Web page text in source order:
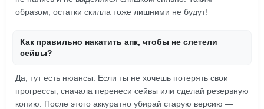
образом, остатки скилла тоже лишними не будут!
Как правильно накатить апк, чтобы не слетели
сейвы?
Да, тут есть нюансы. Если ты не хочешь потерять свои
прогрессы, сначала перенеси сейвы или сделай резервную
копию. После этого аккуратно убирай старую версию —